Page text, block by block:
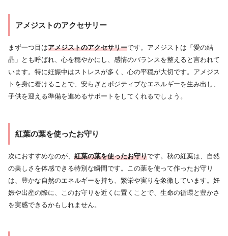
アメジストのアクセサリー
まず一つ目はアメジストのアクセサリーです。アメジストは「愛の結
晶」とも呼ばれ、心を穏やかにし、感情のバランスを整えると言われて
います。特に妊娠中はストレスが多く、心の平穏が大切です。アメジス
トを身に着けることで、安らぎとポジティブなエネルギーを生み出し、
子供を迎える準備を進めるサポートをしてくれるでしょう。
紅葉の葉を使ったお守り
次におすすめなのが、 紅葉の葉を使ったお守りです。秋の紅葉は、自然
の美しさを体感できる特別な瞬間です。この葉を使って作ったお守り
は、豊かな自然のエネルギーを持ち、繁栄や実りを象徴しています。妊
娠や出産の際に、このお守りを近くに置くことで、生命の循環と豊かさ
を実感できるかもしれません。